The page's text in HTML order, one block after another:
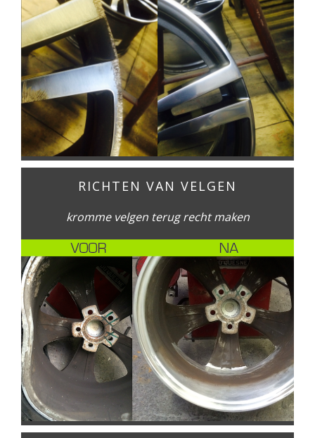
RICHTEN VAN VELGEN
kromme velgen terug recht maken